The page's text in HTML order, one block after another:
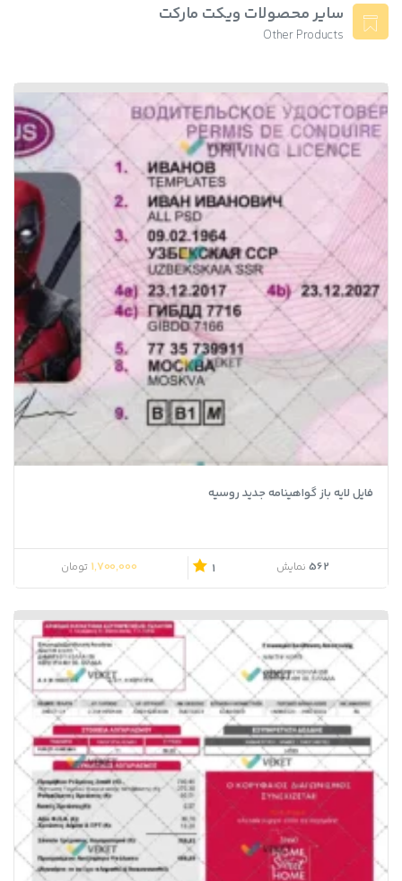
قبض برق لایه باز کشور استونی قبض قابل ویرایشسایر محصولات ویکت مارکت
Other Products
فایل لایه باز گواهینامه جدید روسیه
562 نمایش 1
1,700,000 تومان